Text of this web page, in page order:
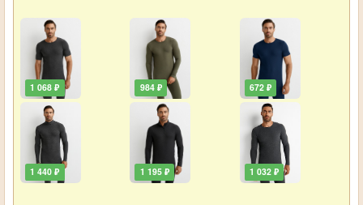
1 068 ₽
1 440 ₽
984 ₽
1 195 ₽
672 ₽
1 032 ₽